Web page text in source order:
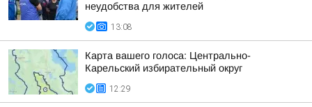
неудобства для жителей
13:08
Карта вашего голоса: Центрально-
Карельский избирательный округ
12:29